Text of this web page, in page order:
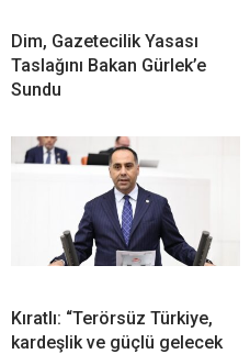
Dim, Gazetecilik Yasası
Taslağını Bakan Gürlek’e
Sundu
Kıratlı: “Terörsüz Türkiye,
kardeşlik ve güçlü gelecek